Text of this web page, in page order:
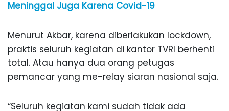
Meninggal Juga Karena Covid-19
Menurut Akbar, karena diberlakukan lockdown,
praktis seluruh kegiatan di kantor TVRI berhenti
total. Atau hanya dua orang petugas
pemancar yang me-relay siaran nasional saja.
“Seluruh kegiatan kami sudah tidak ada